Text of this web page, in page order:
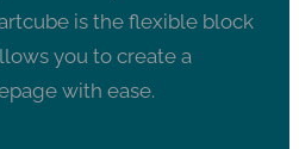
is the flexible block
you to create a
with ease.